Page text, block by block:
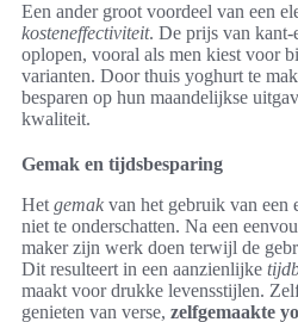
Een ander groot voordeel van een
kosteneffectiviteit. De prijs van kant-
oplopen, vooral als men kiest voor
varianten. Door thuis yoghurt te
besparen op hun maandelijkse
kwaliteit.
Gemak en tijdsbesparing
Het gemak van het gebruik van een
niet te onderschatten. Na een
maker zijn werk doen terwijl de
Dit resulteert in een aanzienlijke
maakt voor drukke levensstijlen.
genieten van verse, zelfgemaakte